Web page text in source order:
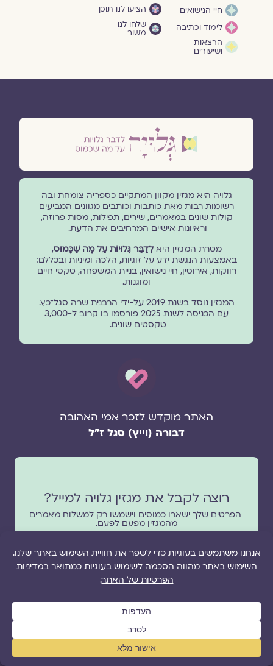
חיי הנישואים
לימוד וכתיבה
הרצאות
ושיעורים
הציעו לנו תוכן
שלחו לנו
משוב
גלויה היא מגזין מקוון המתקיים כספריה צומחת ובה
רשומות רבות מאת כותבות וכותבים מגוונים המביעים
קולות שונים במאמרים, שירים, תפילות, מסות פרוזה,
וראיונות אישיים המרחיבים את הדעת.
מטרת המגזין היאלְדַבֵּר גְּלוּיוֹת עַל מָה שֶׁכָּמוּס,
באמצעות הנגשת ידע על זוגיות, הלכה ומיניות ובכללם:
רווקות, אירוסין, חיי נישואין, בניית המשפחה, טקסי חיים
ומוגנוּת.
המגזין נוסד בשנת 2019 על-ידי הרבנית שרה סגל־כץ.
עם הכניסה לשנת 2025 פורסמו בו קרוב ל-3,000
טקסטים שונים.
האתר מוקדש לזכר אמי האהובה
דבורה (וייץ) סגל ז"ל
רוצה לקבל את מגזין גלויה למייל?
הפרטים שלך ישארו כמוסים וישמשו רק למשלוח מאמרים
מהמגזין מפעם לפעם.
שליחת הטופס מהווה אישור לקבלת תכנים שיווקיים
ועדכונים ממגזין גלויה בהתאם ל